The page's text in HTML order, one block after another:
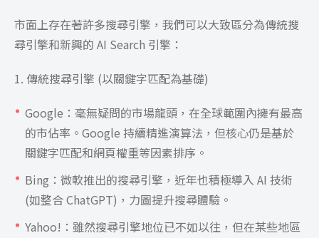
市面上存在著許多搜尋引擎，我們可以大致區分為傳統搜
尋引擎和新興的 AI Search 引擎：
1. 傳統搜尋引擎 (以關鍵字匹配為基礎)
Google：毫無疑問的市場龍頭，在全球範圍內擁有最高
的市佔率。Google 持續精進演算法，但核心仍是基於
關鍵字匹配和網頁權重等因素排序。
Bing：微軟推出的搜尋引擎，近年也積極導入 AI 技術
(如整合 ChatGPT)，力圖提升搜尋體驗。
Yahoo!：雖然搜尋引擎地位已不如以往，但在某些地區